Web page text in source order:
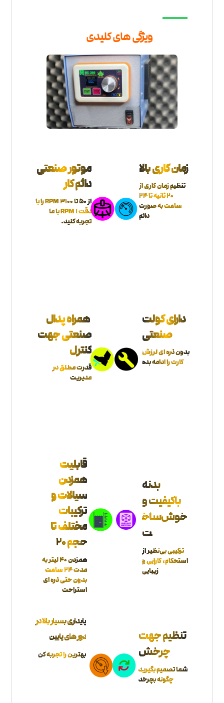
ویژگی های کلیدی
زمان کاری بالا
تنظیم زمان کاری از
20 ثانیه تا 24
ساعت به صورت
دائم
دارای کولت
صنعتی
بدون ذره ای لرزش
کارت را ادامه بده
بدنه
باکیفیت و
خوش‌ساخ
ت
ترکیبی بی‌نظیر از
استحکام، کارایی و
زیبایی
تنظیم جهت
چرخش
شما تصمیم بگیرید
چگونه بچرخد
موتور صنعتی
دائم کار
از 50 تا RPM 3100 را با
دقت 1 RPM با ما
تجربه کنید.
همراه پدال
صنعتی جهت
کنترل
قدرت مطلق در
مدیریت
قابلیت
همزدن
سیالات و
ترکیبات
مختلف تا
حجم 20
همزدن 40 لیتر به
مدت 24 ساعت
بدون حتی ذره ای
استراحت
پایداری بسیار بالا در
دور های پایین
بهترین را تجربه کن